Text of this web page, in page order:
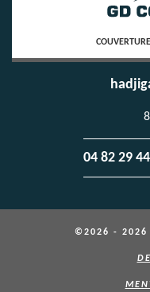
04 82 29
©2026 - 2026